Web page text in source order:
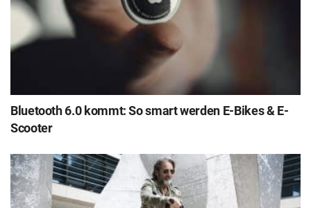
Bluetooth 6.0 kommt: So smart werden E-Bikes & E-
Scooter